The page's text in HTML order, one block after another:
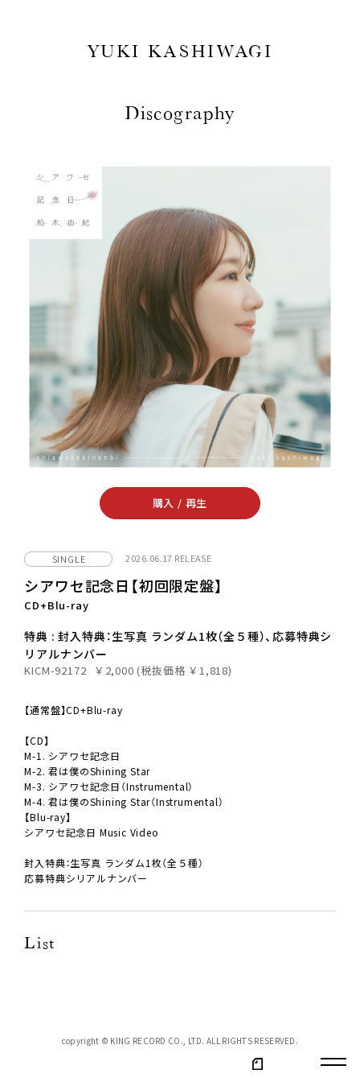
YUKI KASHIWAGI
Discography
購入 / 再生
SINGLE 2026.06.17 RELEASE
シアワセ記念日【初回限定盤】
CD+Blu-ray
特典 : 封入特典：生写真 ランダム1枚（全５種）、応募特典シ
リアルナンバー
KICM-92172 ￥2,000 (税抜価格 ￥1,818)
【通常盤】CD+Blu-ray
【CD】
M-1. シアワセ記念日
M-2. 君は僕のShining Star
M-3. シアワセ記念日（Instrumental）
M-4. 君は僕のShining Star（Instrumental）
【Blu-ray】
シアワセ記念日 Music Video
封入特典：生写真 ランダム1枚（全５種）
応募特典シリアルナンバー
List
copyright © KING RECORD CO., LTD. ALL RIGHTS RESERVED.